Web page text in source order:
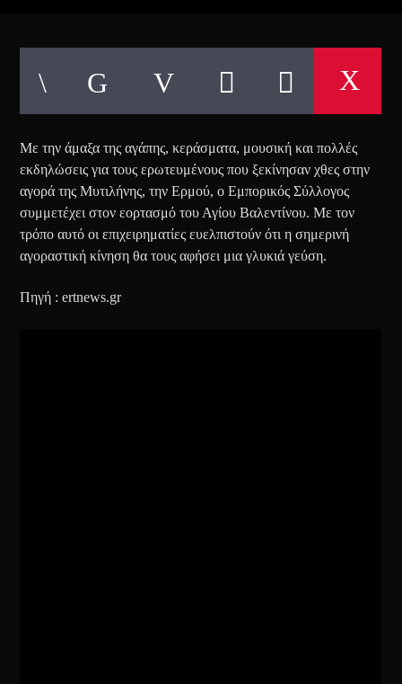
Με την άμαξα της αγάπης, κεράσματα, μουσική και πολλές
εκδηλώσεις για τους ερωτευμένους που ξεκίνησαν χθες στην
αγορά της Μυτιλήνης, την Ερμού, ο Εμπορικός Σύλλογος
συμμετέχει στον εορτασμό του Αγίου Βαλεντίνου. Με τον
τρόπο αυτό οι επιχειρηματίες ευελπιστούν ότι η σημερινή
αγοραστική κίνηση θα τους αφήσει μια γλυκιά γεύση.
Πηγή : ertnews.gr